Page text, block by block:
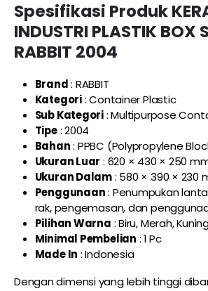
Spesifikasi Produk
INDUSTRI PLASTIK BOX
RABBIT 2004
Brand: RABBIT
Kategori: Container Plastic
Sub Kategori: Multipurpose
Tipe: 2004
Bahan: PPBC (Polypropylene
Ukuran Luar : 620 × 430 × 250
Ukuran Dalam: 580 × 390 × 230
Penggunaan: Penumpukan
rak, pengemasan, dan
Pilihan Warna : Biru, Merah,
Minimal Pembelian : 1 Pc
Made In : Indonesia
Dengan dimensi yang lebih tinggi